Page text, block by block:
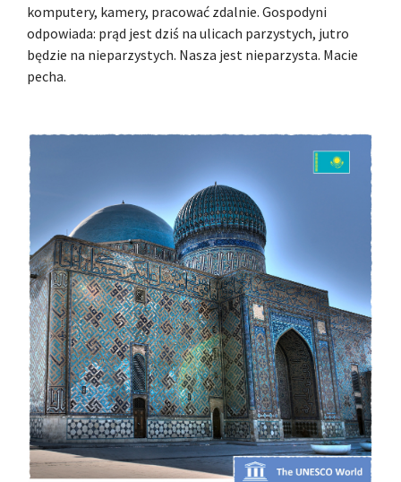
komputery, kamery, pracować zdalnie. Gospodyni
odpowiada: prąd jest dziś na ulicach parzystych, jutro
będzie na nieparzystych. Nasza jest nieparzysta. Macie
pecha.